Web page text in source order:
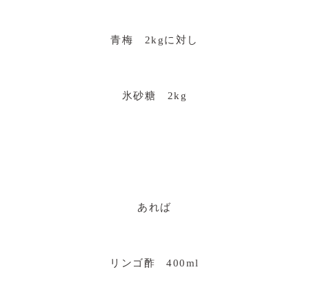
青梅 2kgに対し
氷砂糖 2kg
あれば
リンゴ酢 400ml